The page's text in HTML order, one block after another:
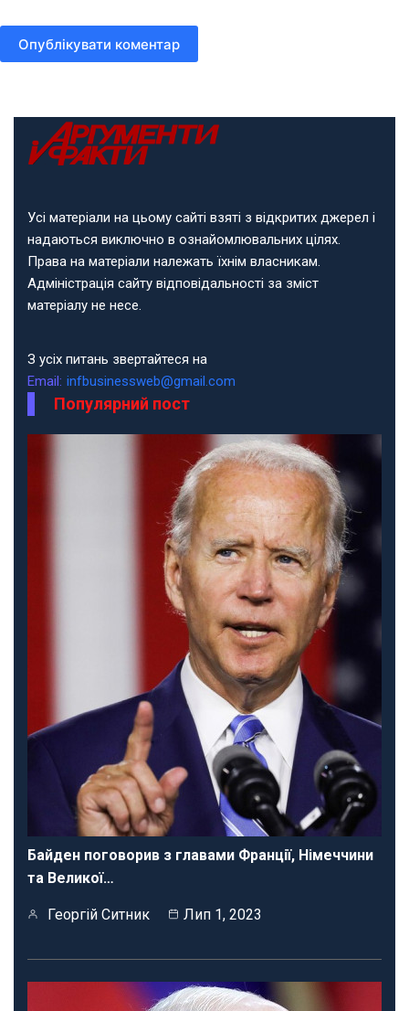
Опублікувати коментар
Усі матеріали на цьому сайті взяті з відкритих джерел і
надаються виключно в ознайомлювальних цілях.
Права на матеріали належать їхнім власникам.
Адміністрація сайту відповідальності за зміст
матеріалу не несе.
З усіх питань звертайтеся на
Email: infbusinessweb@gmail.com
Популярний пост
Байден поговорив з главами Франції, Німеччини
та Великої…
Георгій Ситник Лип 1, 2023